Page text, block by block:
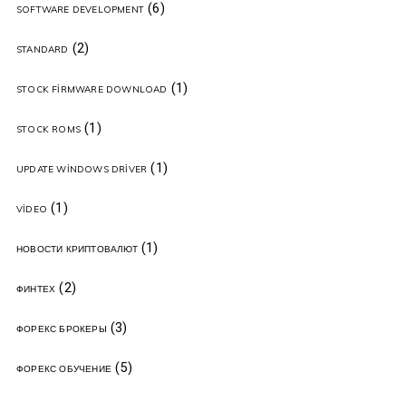
SOFTWARE DEVELOPMENT(6)
STANDARD (2)
STOCK FIRMWARE DOWNLOAD (1)
STOCK ROMS(1)
UPDATE WINDOWS DRIVER (1)
VIDEO (1)
НОВОСТИ КРИПТОВАЛЮТ(1)
ФИНТЕХ (2)
ФОРЕКС БРОКЕРЫ (3)
ФОРЕКС ОБУЧЕНИЕ(5)